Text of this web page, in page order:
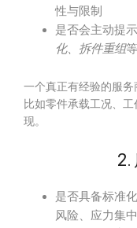
性与限制
是否会主动提
化、拆件重组等
一个真正有经验的服务
比如零件承载工况、
现。
2.
是否具备标准
风险、应力集中